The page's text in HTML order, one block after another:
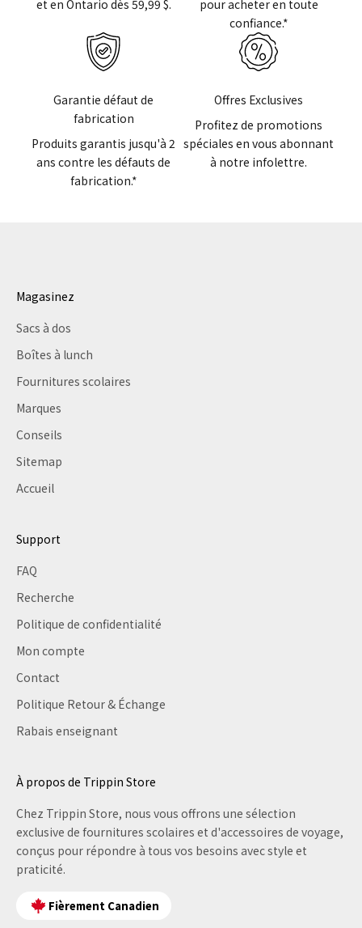
et en Ontario dès 59,99 $.
pour acheter en toute
confiance.*
Garantie défaut de
fabrication
Produits garantis jusqu'à 2
ans contre les défauts de
fabrication.*
Offres Exclusives
Profitez de promotions
spéciales en vous abonnant
à notre infolettre.
Magasinez
Sacs à dos
Boîtes à lunch
Fournitures scolaires
Marques
Conseils
Sitemap
Accueil
Support
FAQ
Recherche
Politique de confidentialité
Mon compte
Contact
Politique Retour & Échange
Rabais enseignant
À propos de Trippin Store
Chez Trippin Store, nous vous offrons une sélection
exclusive de fournitures scolaires et d'accessoires de voyage,
conçus pour répondre à tous vos besoins avec style et
praticité.
Fièrement Canadien